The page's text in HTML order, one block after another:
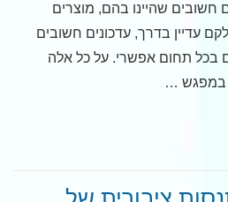
שהיינו בהם, מוצרים
עדיין בדרך, עדכונים חשובים
בכל תחום אפשרי. על כל אלה
…